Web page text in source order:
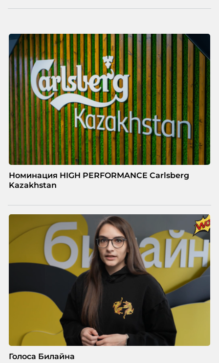
Номинация HIGH PERFORMANCE Carlsberg
Kazakhstan
Голоса Билайна